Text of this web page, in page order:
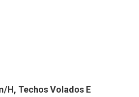
h, Techos Volados E